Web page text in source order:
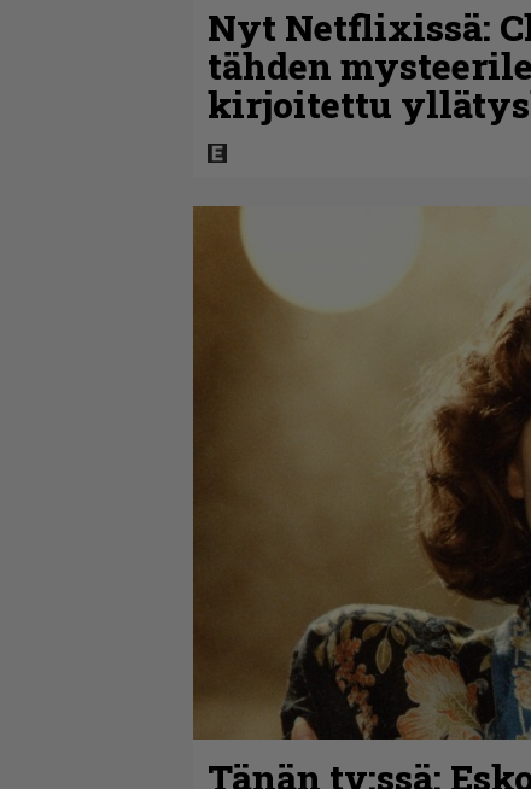
Nyt Netflixissä:
tähden
kirjoitettu
Tänän tv:ssä: